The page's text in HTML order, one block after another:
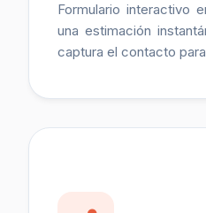
Formulario interactivo
una estimación
captura el contacto